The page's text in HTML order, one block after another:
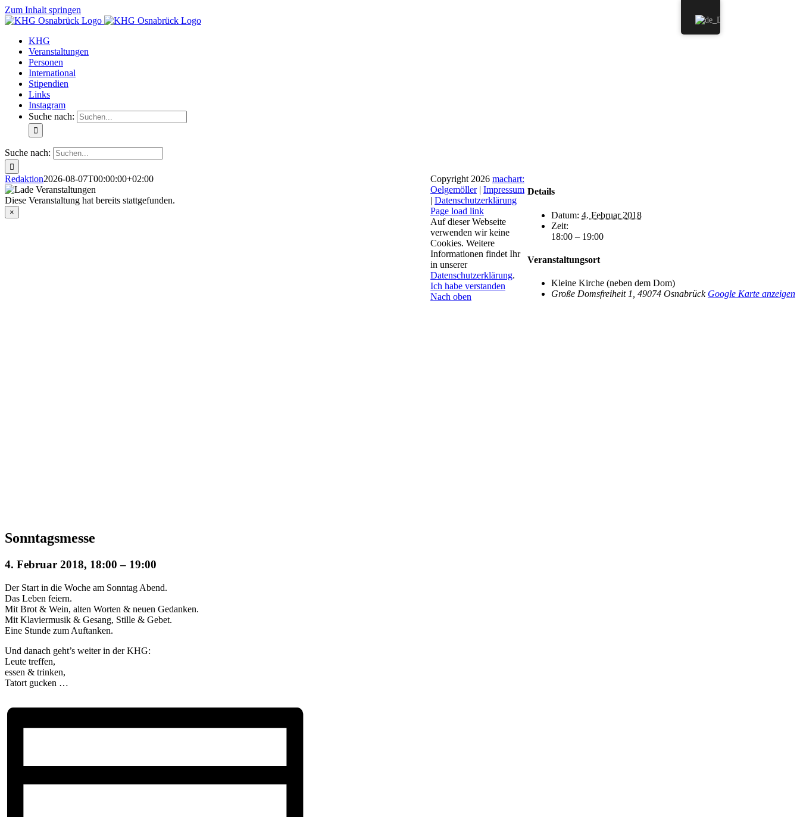
Zum Inhalt springen
KHG
Veranstaltungen
Personen
International
Stipendien
Links
Instagram
Suche nach:
Suche nach:
Redaktion2026-08-07T00:00:00+02:00
Diese Veranstaltung hat bereits stattgefunden.
×
Sonntagsmesse
4. Februar 2018, 18:00 – 19:00
Der Start in die Woche am Sonntag Abend.
Das Leben feiern.
Mit Brot & Wein, alten Worten & neuen Gedanken.
Mit Klaviermusik & Gesang, Stille & Gebet.
Eine Stunde zum Auftanken.
Und danach geht’s weiter in der KHG:
Leute treffen,
essen & trinken,
Tatort gucken …
Details
Datum: 4. Februar 2018
Zeit:
18:00 – 19:00
Veranstaltungsort
Kleine Kirche (neben dem Dom)
Große Domsfreiheit 1 49074 Osnabrück Google Karte anzeigen
Copyright 2026 machart:
Oelgemöller| Impressum
| Datenschutzerklärung
Page load link
Auf dieser Webseite
verwenden wir keine
Cookies. Weitere
Informationen findet Ihr
in unserer
Datenschutzerklärung.
Ich habe verstanden
Nach oben